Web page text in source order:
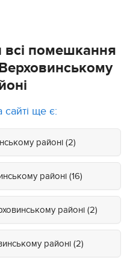
всі помешкання
ще є:
районі (2)
районі (16)
районі (2)
районі (2)